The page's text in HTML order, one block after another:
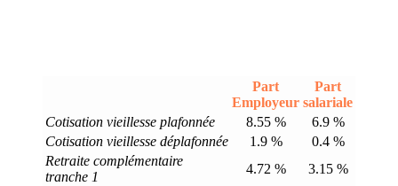
Part
Employeur
Part
salariale
Cotisation vieillesse plafonnée
8.55 %
6.9 %
Cotisation vieillesse déplafonnée
1.9 %
0.4 %
Retraite complémentaire
tranche 1
4.72 %
3.15 %